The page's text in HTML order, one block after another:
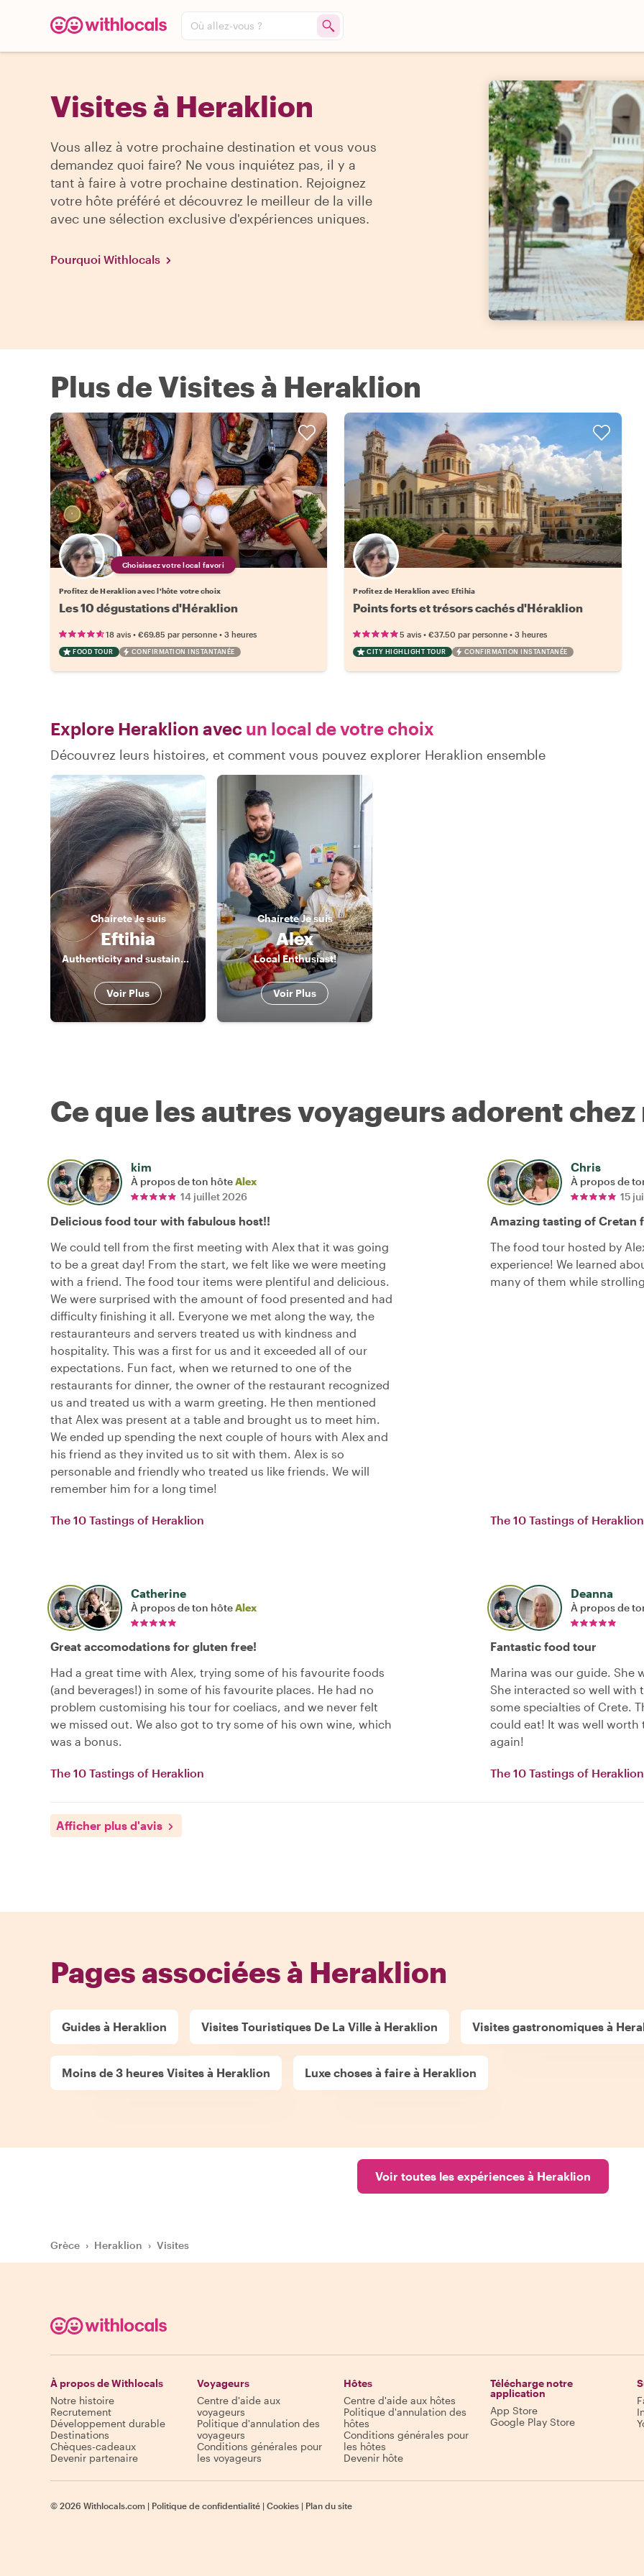
Où allez-vous ?
Visites à Heraklion
Vous allez à votre prochaine destination et vous vous
demandez quoi faire? Ne vous inquiétez pas, il y a
tant à faire à votre prochaine destination. Rejoignez
votre hôte préféré et découvrez le meilleur de la ville
avec une sélection exclusive d'expériences uniques.
Pourquoi Withlocals
Plus de Visites à Heraklion
Choisissez votre local favori
Profitez de Heraklion avec l'hôte votre choix
Les 10 dégustations d'Héraklion
18 avis • €69.85 par personne • 3 heures
FOOD TOUR CONFIRMATION INSTANTANÉE
Profitez de Heraklion avec Eftihia
Points forts et trésors cachés d'Héraklion
5 avis •€37.50 par personne •3 heures
CITY HIGHLIGHT TOUR CONFIRMATION INSTANTANÉE
Explore Heraklion avec un local de votre choix
Découvrez leurs histoires, et comment vous pouvez explorer Heraklion ensemble
ChaíreteJe suis
Eftihia
Authenticity and sustainability are the values I promote.
Voir Plus
ChaíreteJe suis
Alex
Local Enthusiast!
Voir Plus
Ce que les autres voyageurs adorent
kim
À propos de ton hôteAlex
14 juillet 2026
Delicious food tour with fabulous host!!
We could tell from the first meeting with Alex that it was going
to be a great day! From the start, we felt like we were meeting
with a friend. The food tour items were plentiful and delicious.
We were surprised with the amount of food presented and had
difficulty finishing it all. Everyone we met along the way, the
restauranteurs and servers treated us with kindness and
hospitality. This was a first for us and it exceeded all of our
expectations. Fun fact, when we returned to one of the
restaurants for dinner, the owner of the restaurant recognized
us and treated us with a warm greeting. He then mentioned
that Alex was present at a table and brought us to meet him.
We ended up spending the next couple of hours with Alex and
his friend as they invited us to sit with them. Alex is so
personable and friendly who treated us like friends. We will
remember him for a long time!
The 10 Tastings of Heraklion
Chris
À propos de
15
Amazing tasting of Cretan
The food tour hosted by
experience! We learned
many of them while
The 10 Tastings of Heraklion
Catherine
À propos de ton hôteAlex
Great accomodations for gluten free!
Had a great time with Alex, trying some of his favourite foods
(and beverages!) in some of his favourite places. He had no
problem customising his tour for coeliacs, and we never felt
we missed out. We also got to try some of his own wine, which
was a bonus.
The 10 Tastings of Heraklion
Deanna
À propos de
Fantastic food tour
Marina was our guide. She
She interacted so well with
some specialties of Crete.
could eat! It was well worth
again!
The 10 Tastings of Heraklion
Afficher plus d'avis
Pages associées à Heraklion
Guides à Heraklion Visites Touristiques De La Ville à Heraklion Visites gastronomiques à
Moins de 3 heures Visites à Heraklion Luxe choses à faire à Heraklion
Voir toutes les expériences à Heraklion
Grèce › Heraklion › Visites
À propos de Withlocals
Notre histoire
Recrutement
Développement durable
Destinations
Chèques-cadeaux
Devenir partenaire
Voyageurs
Centre d'aide aux
voyageurs
Politique d'annulation des
voyageurs
Conditions générales pour
les voyageurs
Hôtes
Centre d'aide aux hôtes
Politique d'annulation des
hôtes
Conditions générales pour
les hôtes
Devenir hôte
Télécharge notre
application
App Store
Google Play Store
© 2026 Withlocals.com | Politique de confidentialité | Cookies | Plan du site